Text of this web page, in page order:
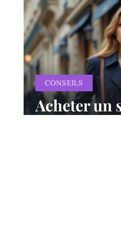
CONSEILS
Acheter un
Kors à